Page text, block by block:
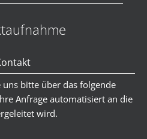
uns bitte über das folgende
Anfrage automatisiert an die
wird.